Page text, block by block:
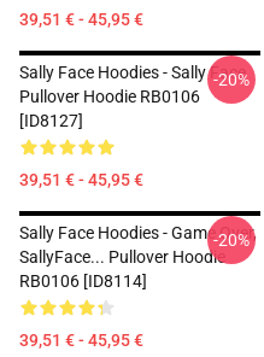
39,51 € - 45,95 €
Sally Face Hoodies - Sally Face
Pullover Hoodie RB0106
[ID8127]
39,51 € - 45,95 €
-20%
Sally Face Hoodies - Game Over,
SallyFace... Pullover Hoodie
RB0106 [ID8114]
39,51 € - 45,95 €
-20%